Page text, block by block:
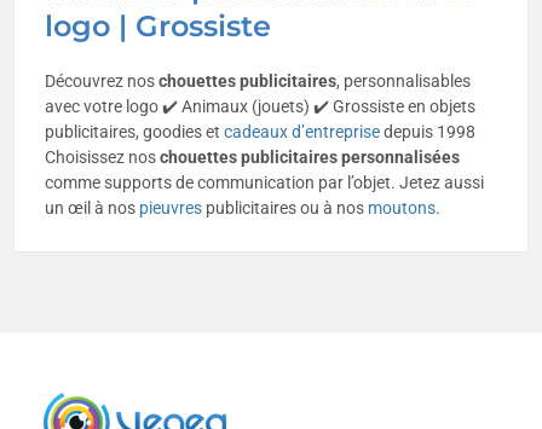
logo | Grossiste
Découvrez noschouettes publicitaires, personnalisables
avec votre logo ✔️ Animaux (jouets) ✔️ Grossiste en objets
publicitaires, goodies etcadeaux d’entreprisedepuis 1998
Choisissez noschouettespublicitairespersonnalisées
comme supports de communication par l’objet. Jetez aussi
un œil à nos pieuvres publicitaires ou à nos moutons.